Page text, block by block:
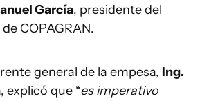
García, presidente del
COPAGRAN.
general de la empesa, Ing.
, explicó que “es imperativo